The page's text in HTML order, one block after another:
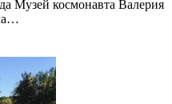
Музей космонавта Валерия